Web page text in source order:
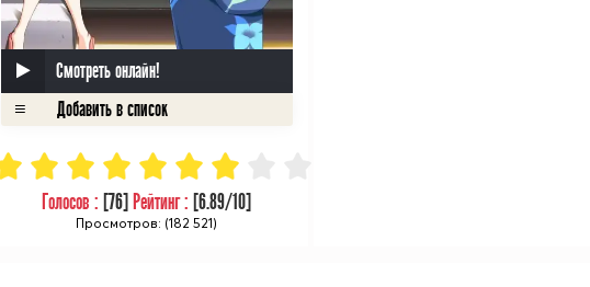
Смотреть онлайн!
Голосов : [76] Рейтинг : [6.89/10]
Просмотров: (182 521)